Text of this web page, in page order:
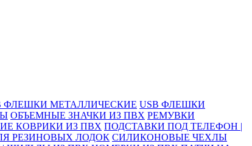
ФЛЕШКИ МЕТАЛЛИЧЕСКИЕ USB ФЛЕШКИ
ОБЪЕМНЫЕ ЗНАЧКИ ИЗ ПВХ РЕМУВКИ
КОВРИКИ ИЗ ПВХ ПОДСТАВКИ ПОД ТЕЛЕФОН |
РЕЗИНОВЫХ ЛОДОК СИЛИКОНОВЫЕ ЧЕХЛЫ